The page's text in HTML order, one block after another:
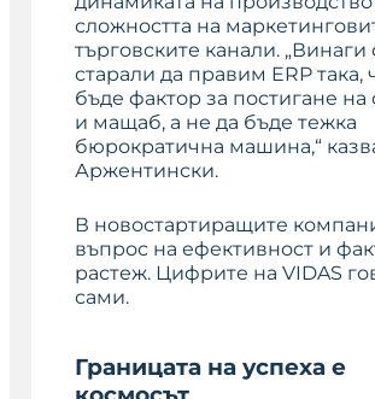
сложността на
търговските канали. „Винаги
старали да правим ERP така,
бъде фактор за постигане на
и мащаб, а не да бъде тежка
бюрократична машина,“
Аржентински.
В новостартиращите
въпрос на ефективност и
растеж. Цифрите на VIDAS
сами.
Границата на успеха е